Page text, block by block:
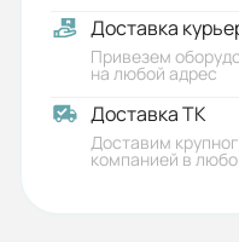
Габариты
0.49x0.49x0.22
Доставка
Привезем
на любой адрес
Доставка ТК
Доставим
компанией в